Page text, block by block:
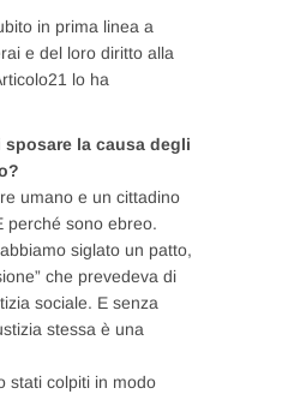
in prima linea a
e del loro diritto alla
lo ha
sposare la causa degli
umano e un cittadino
perché sono ebreo.
siglato un patto,
che prevedeva di
sociale. E senza
stessa è una
stati colpiti in modo